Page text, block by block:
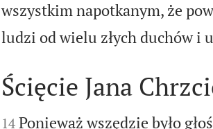
wszystkim napotkanym, że
ludzi od wielu złych duchów i

Ścięcie Jana

14 Ponieważ wszędzie było